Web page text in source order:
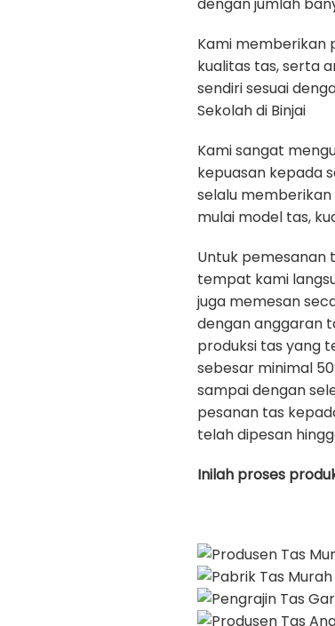
Kami memberikan
kualitas tas, serta
sendiri sesuai
Sekolah di Binjai
Kami sangat
kepuasan kepada
selalu
mulai model tas,
Untuk pemesanan
tempat kami
juga memesan
dengan anggaran
produksi tas yang
sebesar minimal
sampai dengan
pesanan tas
telah dipesan
Inilah proses